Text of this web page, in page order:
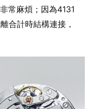
常麻煩；因為4131
合計時結構連接，